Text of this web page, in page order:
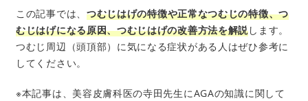
この記事では、 つむじはげの特徴や正常なつむじの特徴、つ
むじはげになる原因、つむじはげの改善方法を解説します。
つむじ周辺（頭頂部）に気になる症状がある人はぜひ参考に
してください。
※本記事は、美容皮膚科医の寺田先生にAGAの知識に関して